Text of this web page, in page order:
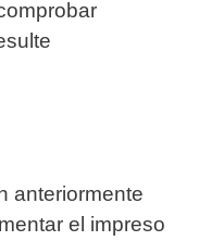
anteriormente
el impreso